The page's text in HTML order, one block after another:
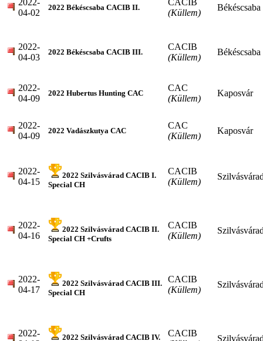
04-02
2022 Békéscsaba CACIB II.
(Küllem)
Békéscsaba
2022-
04-03
2022 Békéscsaba CACIB III.
CACIB
(Küllem)
Békéscsaba
2022-
04-09
2022 Hubertus Hunting CAC
CAC
(Küllem)
Kaposvár
2022-
04-09
2022 Vadászkutya CAC
CAC
(Küllem)
Kaposvár
2022-
04-15
2022 Szilvásvárad CACIB I.
Special CH
CACIB
(Küllem)
2022-
04-16
2022 Szilvásvárad CACIB II.
Special CH +Crufts
CACIB
(Küllem)
2022-
04-17
2022 Szilvásvárad CACIB III.
Special CH
CACIB
(Küllem)
2022-
2022 Szilvásvárad CACIB IV.
CACIB